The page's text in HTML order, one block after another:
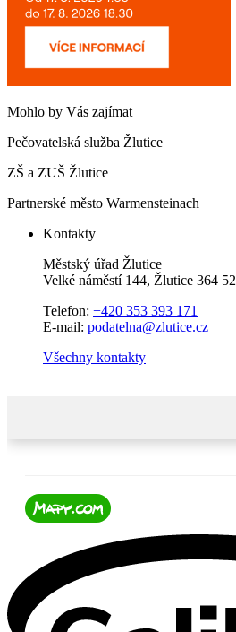
Mohlo by Vás zajímat
Pečovatelská služba Žlutice
ZŠ a ZUŠ Žlutice
Partnerské město Warmensteinach
Kontakty
Městský úřad Žlutice
Velké náměstí 144, Žlutice 364 52
Telefon: +420 353 393 171
E-mail: podatelna@zlutice.cz
Všechny kontakty